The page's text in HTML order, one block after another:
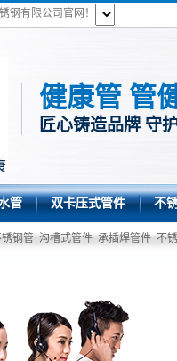
钢有限公司官网！
健康管 管
匠心铸造品牌 守
管 双卡压式管件 不
钢管 沟槽式管件 承插焊管件 不